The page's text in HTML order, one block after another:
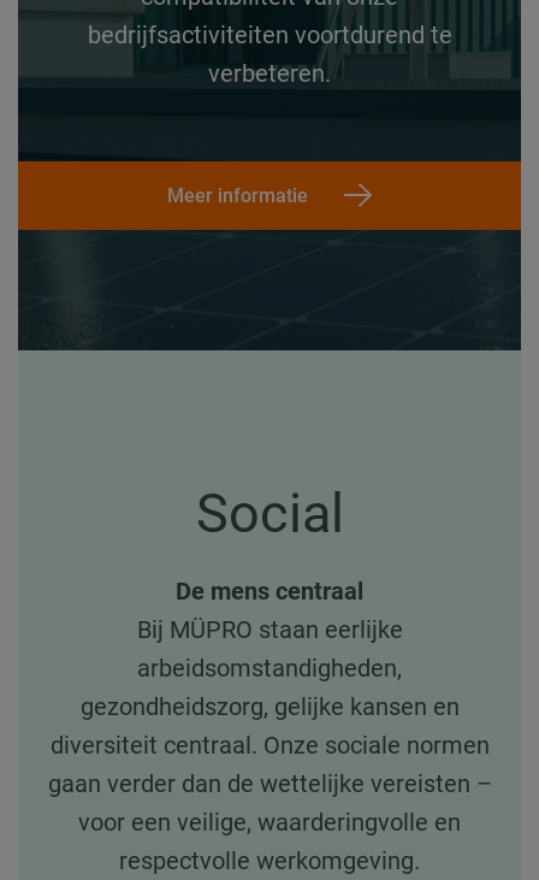
bedrijfsactiviteiten voortdurend te
verbeteren.
Meer informatie
Social
De mens centraal
Bij MÜPRO staan eerlijke
arbeidsomstandigheden,
gezondheidszorg, gelijke kansen en
diversiteit centraal. Onze sociale normen
gaan verder dan de wettelijke vereisten –
voor een veilige, waarderingvolle en
respectvolle werkomgeving.